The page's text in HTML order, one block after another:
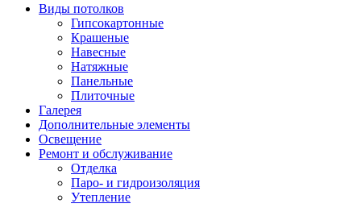
Виды потолков
Гипсокартонные
Крашеные
Навесные
Натяжные
Панельные
Плиточные
Галерея
Дополнительные элементы
Освещение
Ремонт и обслуживание
Отделка
Паро- и гидроизоляция
Утепление